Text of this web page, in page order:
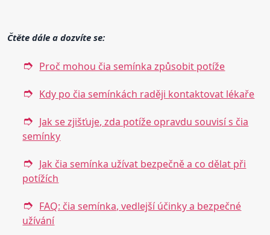
Čtěte dále a dozvíte se:
Proč mohou čia semínka způsobit potíže
Kdy po čia semínkách raději kontaktovat lékaře
Jak se zjišťuje, zda potíže opravdu souvisí s čia
semínky
Jak čia semínka užívat bezpečně a co dělat při
potížích
FAQ: čia semínka, vedlejší účinky a bezpečné
užívání